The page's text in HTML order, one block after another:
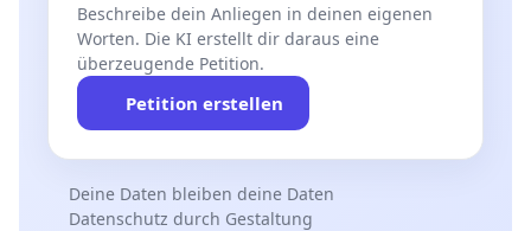
Beschreibe dein Anliegen in deinen eigenen
Worten. Die KI erstellt dir daraus eine
überzeugende Petition.
Petition erstellen
Deine Daten bleiben deine Daten
Datenschutz durch Gestaltung